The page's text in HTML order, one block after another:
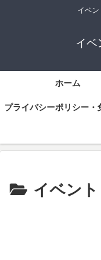
イベ
イベ
ホーム
プライバシーポリシー・
イベン